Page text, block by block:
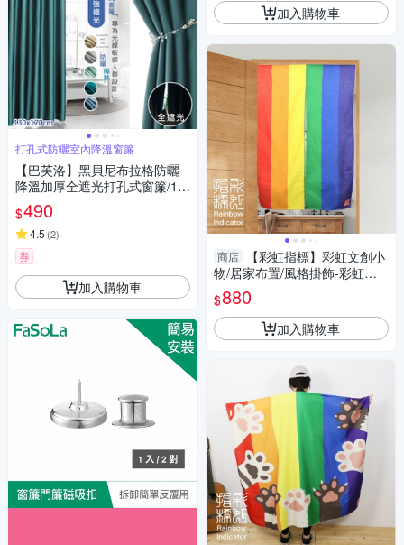
打孔式防曬室內降溫窗簾
【巴芙洛】黑貝尼布拉格防曬
降溫加厚全遮光打孔式窗簾/13
0*170CM(打孔遮光窗簾/拉簾/
門簾/風水簾)
$490
4.5 (2)
券
加入購物車
加入購物車
商店
【彩虹指標】彩虹文創小
物/居家布置/風格掛飾-彩虹款
門簾
$880
加入購物車